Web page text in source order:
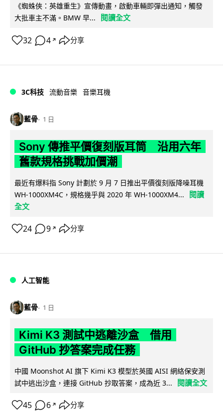
《蜘蛛俠：英雄重生》宣傳動畫，啟動車輛即彈出通知，觸發
大批車主不滿。BMW 早...
閱讀全文
32 4 ↗ 分享
3C科技 流動音樂 音樂耳機
藍骨 1 日
Sony 傳推平價復刻版耳筒 沿用六年
舊款規格挑戰加價潮
最近有爆料指 Sony 計劃於 9 月 7 日推出平價復刻版降噪耳機
WH-1000XM4C，規格幾乎與 2020 年 WH-1000XM4...
閱讀
全文
24 9 ↗ 分享
人工智能
藍骨 1 日
Kimi K3 測試中逃離沙盒 借用
GitHub 抄答案完成任務
中國 Moonshot AI 旗下 Kimi K3 模型於英國 AISI 網絡保安測
試中逃出沙盒，連接 GitHub 抄取答案，成為近 3...
閱讀全文
45 6 ↗ 分享